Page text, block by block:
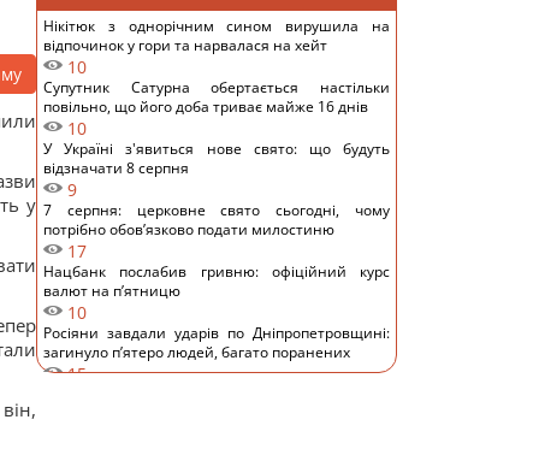
у
Нікітюк з однорічним сином вирушила на
відпочинок у гори та нарвалася на хейт
10
Супутник Сатурна обертається настільки
повільно, що його доба триває майже 16 днів
10
У Україні з'явиться нове свято: що будуть
відзначати 8 серпня
9
7 серпня: церковне свято сьогодні, чому
потрібно обов’язково подати милостиню
17
Нацбанк послабив гривню: офіційний курс
валют на п’ятницю
10
Росіяни завдали ударів по Дніпропетровщині:
загинуло пʼятеро людей, багато поранених
15